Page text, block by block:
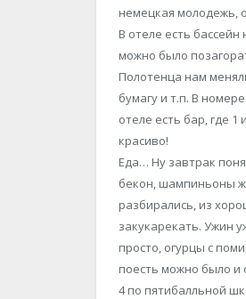
немецкая молодежь,
В отеле есть
можно было
Полотенца нам
бумагу и т.п. В
отеле есть бар, где
красиво!
Еда… Ну завтрак
бекон, шампиньоны
разбирались, из
закукарекать. Ужин
просто, огурцы с
поесть можно было и
4 по пятибалльной